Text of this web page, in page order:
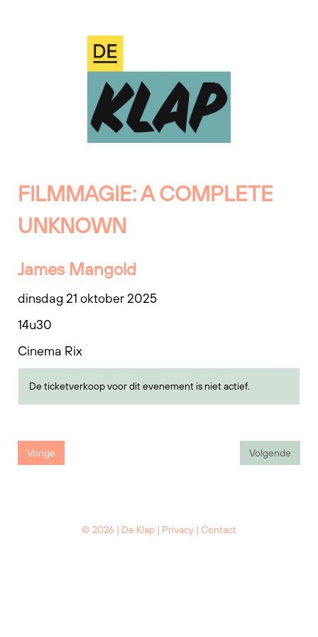
FILMMAGIE: A COMPLETE
UNKNOWN
James Mangold
dinsdag 21 oktober 2025
14u30
Cinema Rix
De ticketverkoop voor dit evenement is niet actief.
Vorige Volgende
© 2026 | De Klap | Privacy | Contact